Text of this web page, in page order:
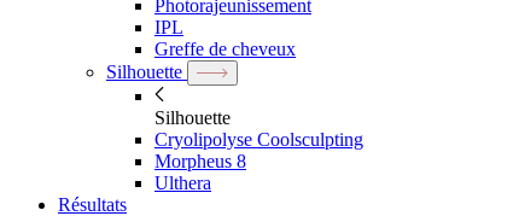
Photorajeunissement
IPL
Greffe de cheveux
Silhouette
Silhouette
Cryolipolyse Coolsculpting
Morpheus 8
Ulthera
Résultats